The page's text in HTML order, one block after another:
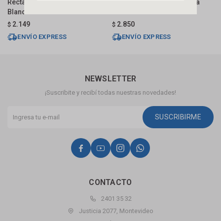
Rectangular 50x45 Cm C/mesa
Blanca Brillante Dmc
$ 2.149
ENVÍO EXPRESS
Rectangular 60 Cm C/mesa
$ 2.850
ENVÍO EXPRESS
CONTACTO
2401 35 32
Justicia 2077, Montevideo
NEWSLETTER
¡Suscribite y recibí todas nuestras novedades!
SUSCRIBIRME
   